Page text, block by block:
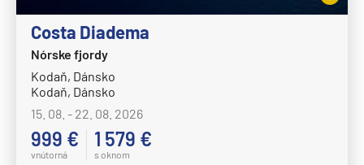
Costa Diadema
Nórske fjordy
Kodaň, Dánsko
Kodaň, Dánsko
15. 08. - 22. 08. 2026
999 €
vnútorná
1 579 €
s oknom